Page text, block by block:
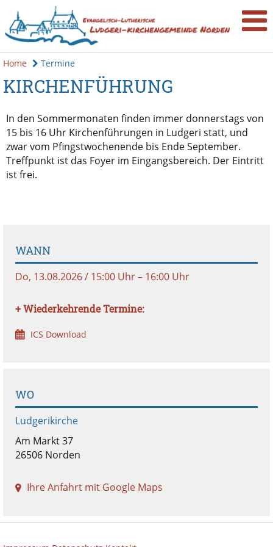
Home Termine
KIRCHENFÜHRUNG
In den Sommermonaten finden immer donnerstags von
15 bis 16 Uhr Kirchenführungen in Ludgeri statt, und
zwar vom Pfingstwochenende bis Ende September.
Treffpunkt ist das Foyer im Eingangsbereich. Der Eintritt
ist frei.
WANN
Do, 13.08.2026 / 15:00 Uhr – 16:00 Uhr
+ Wiederkehrende Termine:
ICS Download
WO
Ludgerikirche
Am Markt 37
26506 Norden
Ihre Anfahrt mit Google Maps